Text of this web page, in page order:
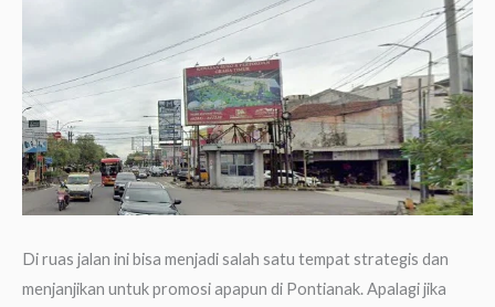
Di ruas jalan ini bisa menjadi salah satu tempat strategis dan
menjanjikan untuk promosi apapun di Pontianak. Apalagi jika